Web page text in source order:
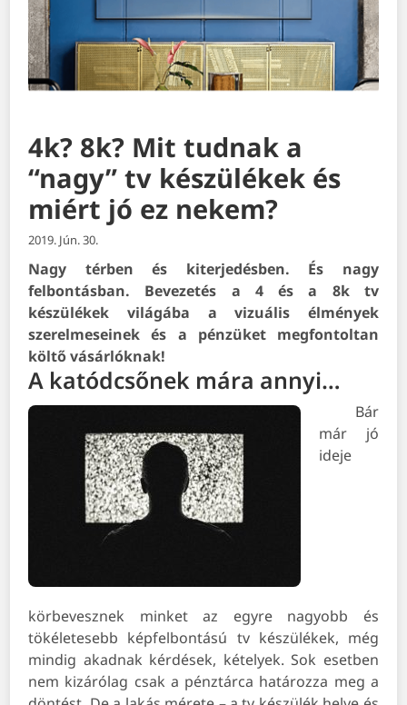
4k? 8k? Mit tudnak a
“nagy” tv készülékek és
miért jó ez nekem?
2019. Jún. 30.
Nagy térben és kiterjedésben. És nagy
felbontásban. Bevezetés a 4 és a 8k tv
készülékek világába a vizuális élmények
szerelmeseinek és a pénzüket megfontoltan
költő vásárlóknak!
A katódcsőnek mára annyi…
Bár
már jó
ideje
körbevesznek minket az egyre nagyobb és
tökéletesebb képfelbontású tv készülékek, még
mindig akadnak kérdések, kételyek. Sok esetben
nem kizárólag csak a pénztárca határozza meg a